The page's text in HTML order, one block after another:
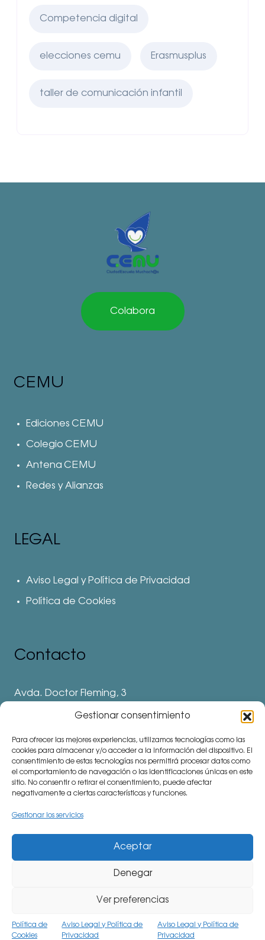
Gestionar consentimiento
Para ofrecer las mejores experiencias, utilizamos tecnologías como las
cookies para almacenar y/o acceder a la información del dispositivo. El
consentimiento de estas tecnologías nos permitirá procesar datos como
el comportamiento de navegación o las identificaciones únicas en este
sitio. No consentir o retirar el consentimiento, puede afectar
negativamente a ciertas características y funciones.
Gestionar los servicios
Aceptar
Denegar
Ver preferencias
Política de
Cookies
Aviso Legal y Política de
Privacidad
Aviso Legal y Política de
Privacidad
Competencia digital
elecciones cemu Erasmusplus
taller de comunicación infantil
Colabora
CEMU
Ediciones CEMU
Colegio CEMU
Antena CEMU
Redes y Alianzas
LEGAL
Aviso Legal y Política de Privacidad
Política de Cookies
Contacto
Avda. Doctor Fleming, 3
⅛ 91 694 62 11
⅛ 91 694 62 77
⅛ 91 693 80 41 (Colegio)
communitymanager⅛cemu.es
CiudadEscuela Muchachos (CEMU). Avda. Doctor
62 77 Todos los derechos reservados.